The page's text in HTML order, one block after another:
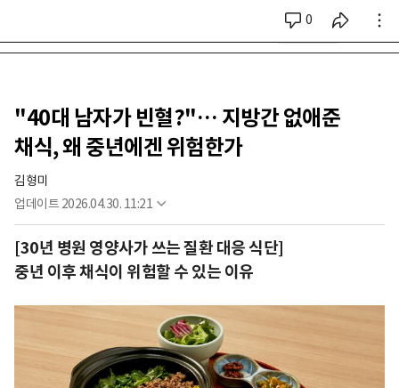
0
시리즈 전체
"40대 남자가 빈혈?"… 지방간 없애준
채식, 왜 중년에겐 위험한가
김형미
업데이트 2026.04.30. 11:21
[30년 병원 영양사가 쓰는 질환 대응 식단]
중년 이후 채식이 위험할 수 있는 이유